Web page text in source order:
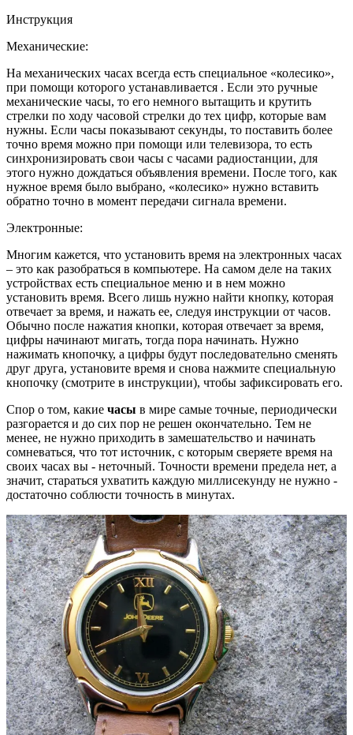
Инструкция
Механические:
На механических часах всегда есть специальное «колесико»,
при помощи которого устанавливается . Если это ручные
механические часы, то его немного вытащить и крутить
стрелки по ходу часовой стрелки до тех цифр, которые вам
нужны. Если часы показывают секунды, то поставить более
точно время можно при помощи или телевизора, то есть
синхронизировать свои часы с часами радиостанции, для
этого нужно дождаться объявления времени. После того, как
нужное время было выбрано, «колесико» нужно вставить
обратно точно в момент передачи сигнала времени.
Электронные:
Многим кажется, что установить время на электронных часах
– это как разобраться в компьютере. На самом деле на таких
устройствах есть специальное меню и в нем можно
установить время. Всего лишь нужно найти кнопку, которая
отвечает за время, и нажать ее, следуя инструкции от часов.
Обычно после нажатия кнопки, которая отвечает за время,
цифры начинают мигать, тогда пора начинать. Нужно
нажимать кнопочку, а цифры будут последовательно сменять
друг друга, установите время и снова нажмите специальную
кнопочку (смотрите в инструкции), чтобы зафиксировать его.
Спор о том, какие часы в мире самые точные, периодически
разгорается и до сих пор не решен окончательно. Тем не
менее, не нужно приходить в замешательство и начинать
сомневаться, что тот источник, с которым сверяете время на
своих часах вы - неточный. Точности времени предела нет, а
значит, стараться ухватить каждую миллисекунду не нужно -
достаточно соблюсти точность в минутах.